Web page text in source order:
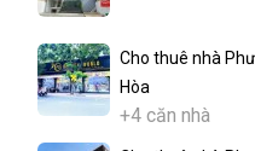
Cho thuê nhà
Hòa
+4 căn nhà